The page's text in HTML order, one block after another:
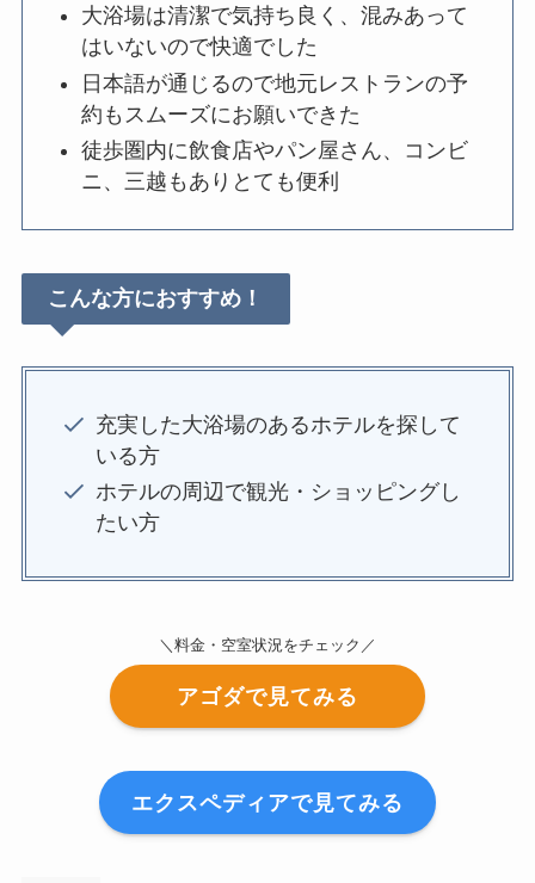
大浴場は清潔で気持ち良く、混みあって
はいないので快適でした
日本語が通じるので地元レストランの予
約もスムーズにお願いできた
徒歩圏内に飲食店やパン屋さん、コンビ
ニ、三越もありとても便利
こんな方におすすめ！
充実した大浴場のあるホテルを探して
いる方
ホテルの周辺で観光・ショッピングし
たい方
＼料金・空室状況をチェック／
アゴダで見てみる
エクスペディアで見てみる